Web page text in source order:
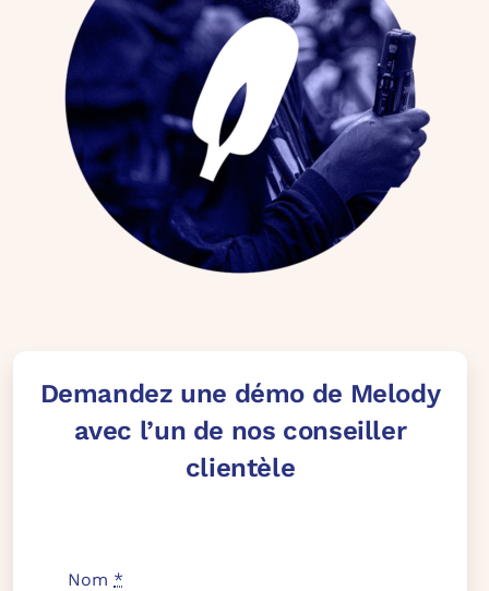
Demandez une démo de Melody
avec l’un de nos conseiller
clientèle
Nom *